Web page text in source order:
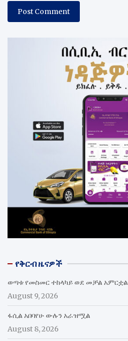
የቅርብ ዜናዎች
ወጣቱ የመስመር ተከላካይ ወደ መቻል አምርቷል
August 9, 2026
ፋሲል አበባየሁ ውሉን አራዝሟል
August 8, 2026